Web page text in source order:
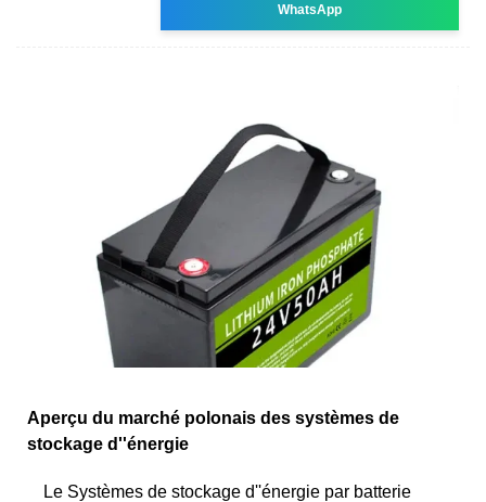
WhatsApp
Aperçu du marché polonais des systèmes de
stockage d''énergie
Le Systèmes de stockage d''énergie par batterie